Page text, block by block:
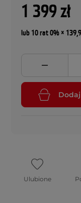
1 399 zł
lub 10 rat 0% ×
Ulubione